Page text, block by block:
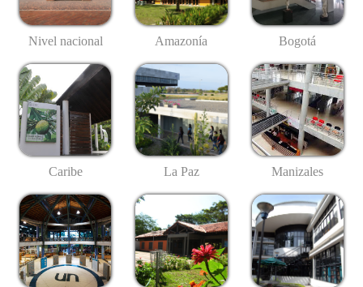
Nivel nacional Amazonía Bogotá
Caribe La Paz Manizales